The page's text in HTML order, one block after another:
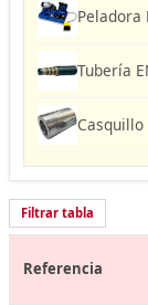
Tubería
Filtrar tabla
Referencia